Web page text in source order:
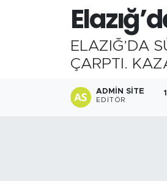
ELAZIĞ’DA
ÇARPTI.
ADMIN SITE
EDITÖR
Karlıova
Yayladere-Yedisu
Merkez Trafik Yoğunluk
Süper Lig Puan Durumu
Son Dakika Haberleri